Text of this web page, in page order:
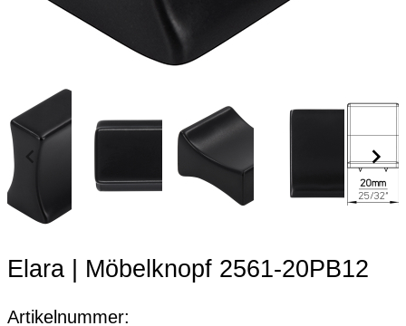
of
6
of
Elara | Möbelknopf 2561-20PB12
Artikelnummer: